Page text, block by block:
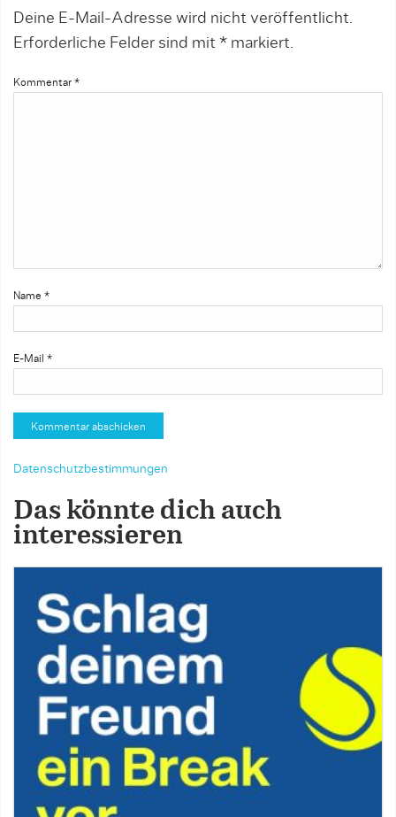
Deine E-Mail-Adresse wird nicht veröffentlicht.
Erforderliche Felder sind mit * markiert.
Kommentar *
Name *
E-Mail *
Datenschutzbestimmungen
Das könnte dich auch
interessieren